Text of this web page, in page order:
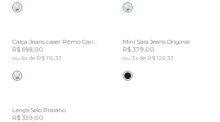
Calça Jeans Laser Ritmo Carioca
R$ 698,00
ou 6x de R$ 116,33
Mini Saia Jeans Original
R$ 379,00
ou 3x de R$ 126,33
Lenço Selo Praiano
R$ 359,00